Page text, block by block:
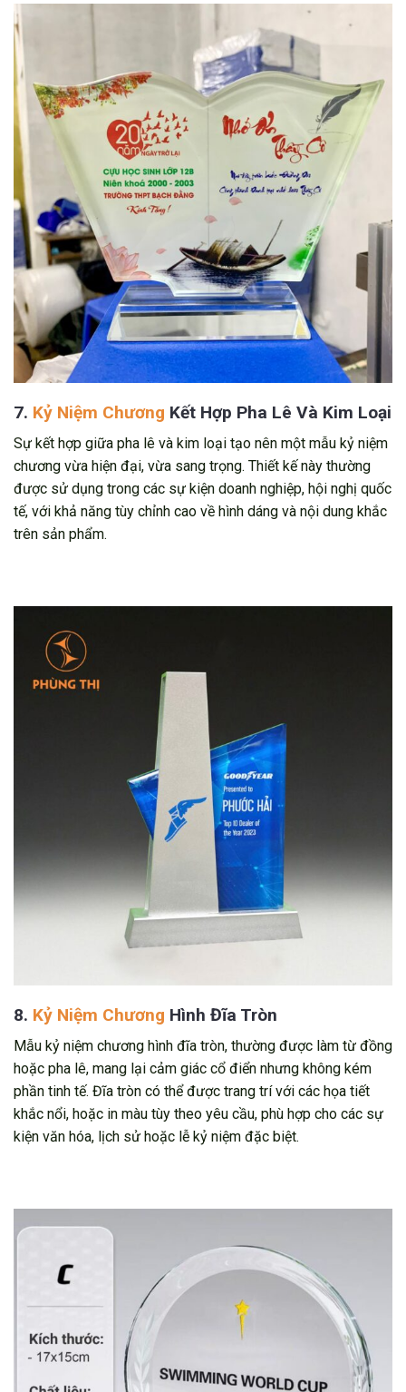
7. Kỷ Niệm Chương Kết Hợp Pha Lê Và Kim Loại
Sự kết hợp giữa pha lê và kim loại tạo nên một mẫu kỷ niệm
chương vừa hiện đại, vừa sang trọng. Thiết kế này thường
được sử dụng trong các sự kiện doanh nghiệp, hội nghị quốc
tế, với khả năng tùy chỉnh cao về hình dáng và nội dung khắc
trên sản phẩm.
8. Kỷ Niệm Chương Hình Đĩa Tròn
Mẫu kỷ niệm chương hình đĩa tròn, thường được làm từ đồng
hoặc pha lê, mang lại cảm giác cổ điển nhưng không kém
phần tinh tế. Đĩa tròn có thể được trang trí với các họa tiết
khắc nổi, hoặc in màu tùy theo yêu cầu, phù hợp cho các sự
kiện văn hóa, lịch sử hoặc lễ kỷ niệm đặc biệt.